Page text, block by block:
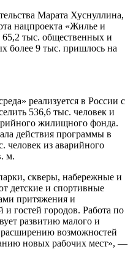
Марата Хуснуллина,
нацпроекта «Жилье и
65,2 тыс. общественных и
более 9 тыс. пришлось на
реализуется в России с
536,6 тыс. человек и
жилищного фонда.
действия программы в
человек из аварийного
м.
скверы, набережные и
детские и спортивные
притяжения и
гостей городов. Работа по
развитию малого и
расширению возможностей
новых рабочих мест», —